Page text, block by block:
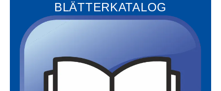
BLÄTTERKATALOG